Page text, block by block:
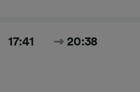
17:41 20:38